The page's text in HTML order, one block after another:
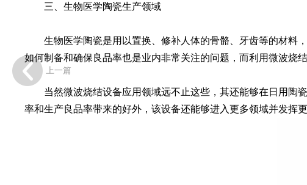
三、生物医学陶瓷生产领域
生物医学陶瓷是用以置换、修补人体的骨骼、牙齿等的材料，
如何制备和确保良品率也是业内非常关注的问题，而利用微波烧
当然微波烧结设备应用领域远不止这些，其还能够在日用陶瓷
率和生产良品率带来的好外，该设备还能够进入更多领域并发挥
上一篇